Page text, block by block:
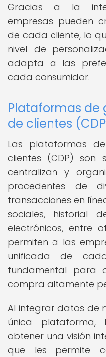
Gracias a la
empresas pueden
de cada cliente, lo
nivel de
adapta a las
cada consumidor.
Plataformas de
de clientes
Las plataformas
clientes (CDP) son
centralizan y
procedentes de
transacciones en
sociales, historial
electrónicos, entre
permiten a las
unificada de
fundamental para
compra altamente
Al integrar datos de
única plataforma,
obtener una visión
que les permite